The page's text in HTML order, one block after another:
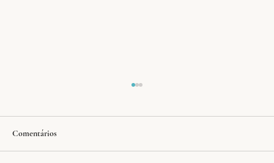
Comentários